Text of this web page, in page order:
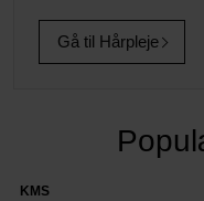
Gå til Hårpleje
KMS